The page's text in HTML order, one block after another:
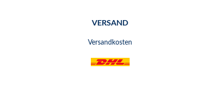
VERSAND
Versandkosten